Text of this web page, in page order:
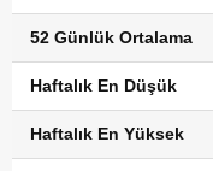
52 Günlük Ortalama
Haftalık En Düşük
Haftalık En Yüksek